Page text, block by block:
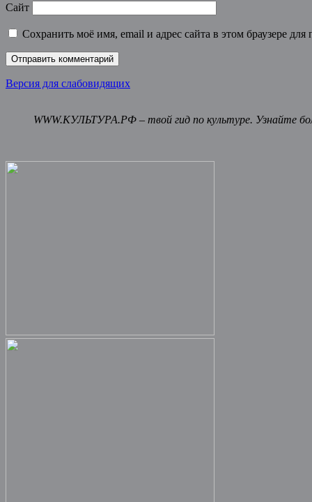
Сайт
Сохранить моё имя, email и адрес сайта в этом браузере
Версия для слабовидящих
WWW.КУЛЬТУРА.РФ – твой гид по культуре. Узнайте